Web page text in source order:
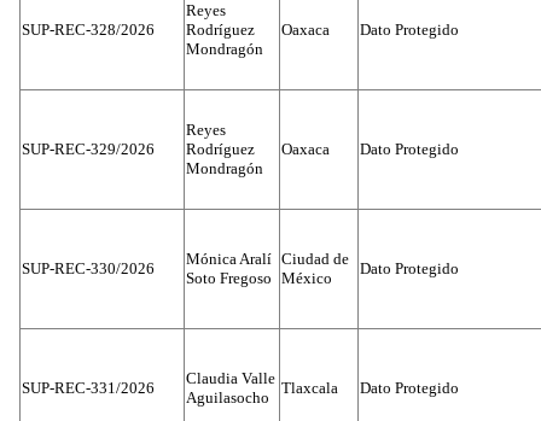
SUP-REC-328/2026
Reyes
Rodríguez
Mondragón
Oaxaca Dato Protegido
SUP-REC-329/2026
Reyes
Rodríguez
Mondragón
Oaxaca Dato Protegido
SUP-REC-330/2026
Mónica Aralí
Soto Fregoso
Ciudad de
México
Dato Protegido
SUP-REC-331/2026
Claudia Valle
Aguilasocho
Tlaxcala Dato Protegido